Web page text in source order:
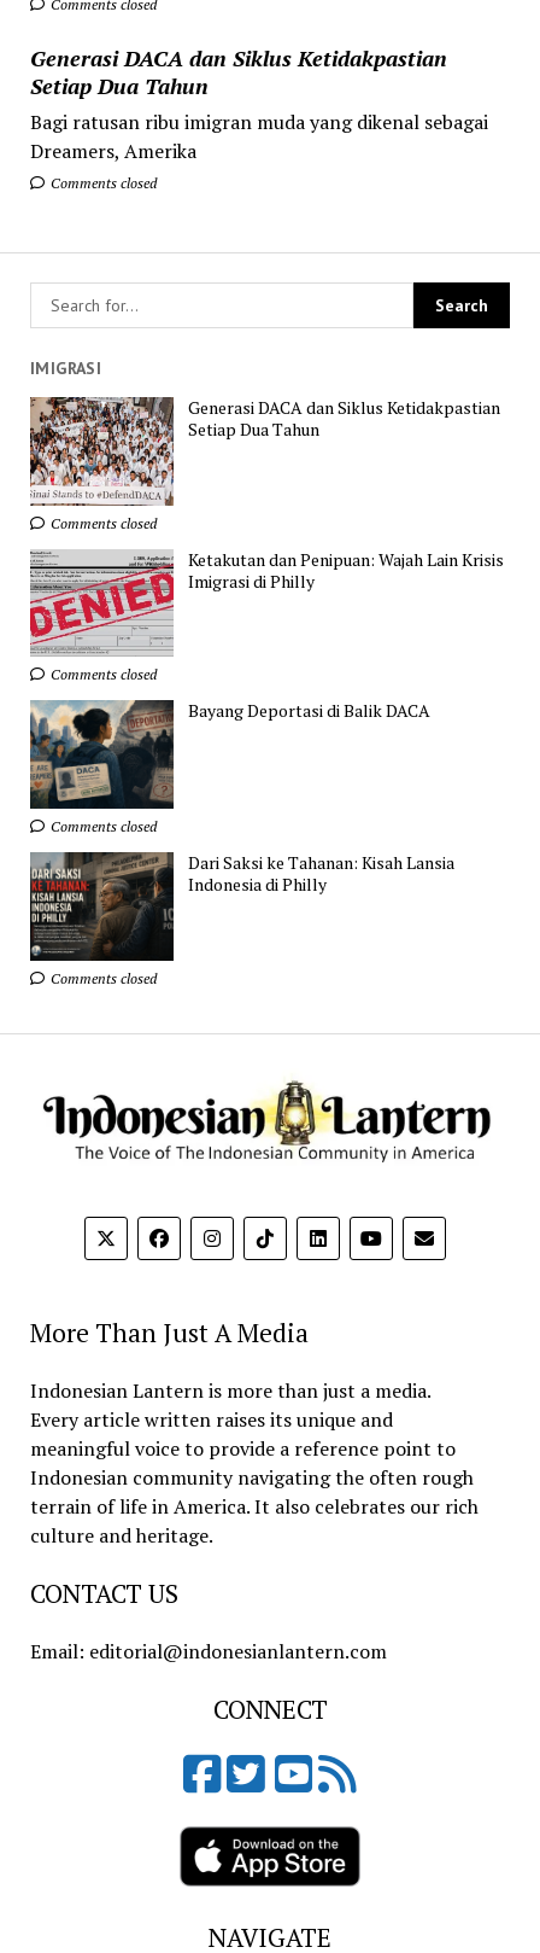
Comments closed
Generasi DACA dan Siklus Ketidakpastian
Setiap Dua Tahun
Bagi ratusan ribu imigran muda yang dikenal sebagai
Dreamers, Amerika
Comments closed
IMIGRASI
Generasi DACA dan Siklus Ketidakpastian
Setiap Dua Tahun
Comments closed
Ketakutan dan Penipuan: Wajah Lain Krisis
Imigrasi di Philly
Comments closed
Bayang Deportasi di Balik DACA
Comments closed
Dari Saksi ke Tahanan: Kisah Lansia
Indonesia di Philly
Comments closed
More Than Just A Media
Indonesian Lantern is more than just a media.
Every article written raises its unique and
meaningful voice to provide a reference point to
Indonesian community navigating the often rough
terrain of life in America. It also celebrates our rich
culture and heritage.
CONTACT US
Email: editorial@indonesianlantern.com
CONNECT
NAVIGATE